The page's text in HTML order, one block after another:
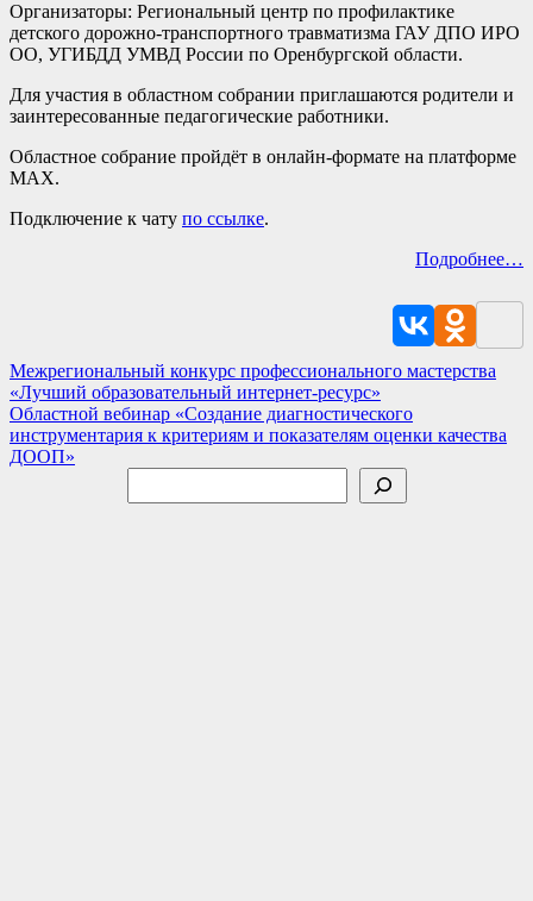
Организаторы: Региональный центр по профилактике
детского дорожно-транспортного травматизма ГАУ ДПО ИРО
ОО, УГИБДД УМВД России по Оренбургской области.
Для участия в областном собрании приглашаются родители и
заинтересованные педагогические работники.
Областное собрание пройдёт в онлайн-формате на платформе
МАХ.
Подключение к чату по ссылке.
Подробнее…
Навигация
по
записям
Межрегиональный конкурс профессионального мастерства
«Лучший образовательный интернет-ресурс»
Областной вебинар «Создание диагностического
инструментария к критериям и показателям оценки качества
ДООП»